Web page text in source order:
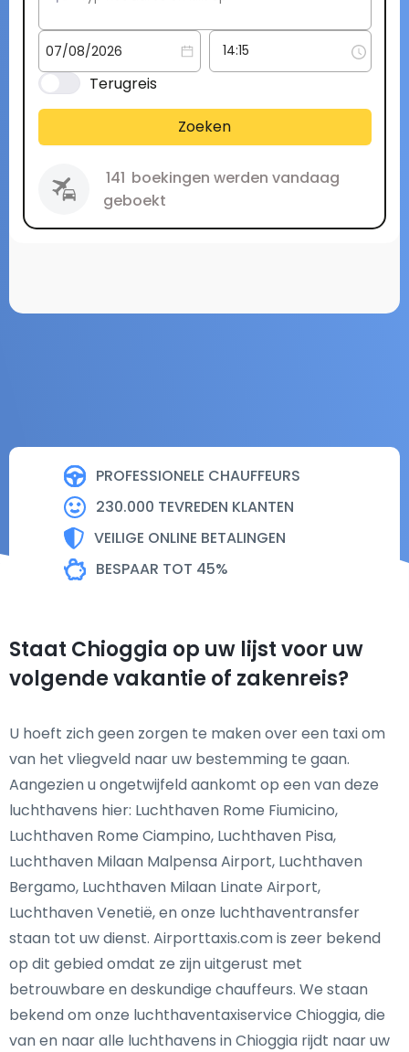
PROFESSIONELE CHAUFFEURS
230.000 TEVREDEN KLANTEN
VEILIGE ONLINE BETALINGEN
BESPAAR TOT 45%
Terugreis
Zoeken
141 boekingen werden vandaag
geboekt
Staat Chioggia op uw lijst voor uw
volgende vakantie of zakenreis?
U hoeft zich geen zorgen te maken over een taxi om
van het vliegveld naar uw bestemming te gaan.
Aangezien u ongetwijfeld aankomt op een van deze
luchthavens hier: Luchthaven Rome Fiumicino,
Luchthaven Rome Ciampino, Luchthaven Pisa,
Luchthaven Milaan Malpensa Airport, Luchthaven
Bergamo, Luchthaven Milaan Linate Airport,
Luchthaven Venetië, en onze luchthaventransfer
staan tot uw dienst. Airporttaxis.com is zeer bekend
op dit gebied omdat ze zijn uitgerust met
betrouwbare en deskundige chauffeurs. We staan
bekend om onze luchthaventaxiservice Chioggia, die
van en naar alle luchthavens in Chioggia rijdt naar uw